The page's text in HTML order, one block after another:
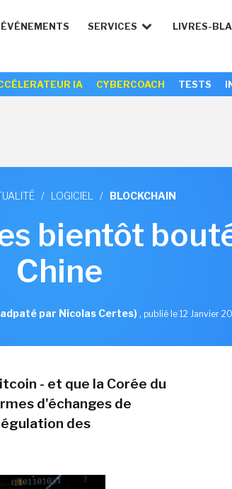
ÉVÉNEMENTS SERVICES LIVRES-
IA CYBERCOACH TESTS
/ LOGICIEL / BLOCKCHAIN
bientôt
Chine
par Nicolas Certes), publié le 12 Janvier
- et que la Corée du
d'échanges de
des